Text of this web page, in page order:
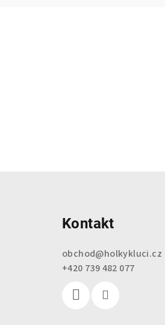
Kontakt
obchod@holkykluci.cz
+420 739 482 077